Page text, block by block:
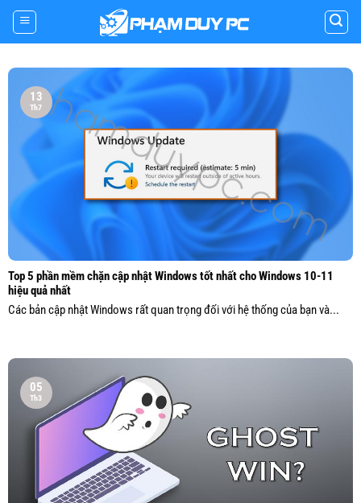
Skip
content
Top 5 phần mềm chặn cập nhật Windows tốt nhất cho Windows 10-11
hiệu quả nhất
Các bản cập nhật Windows rất quan trọng đối với hệ thống của bạn và...
13
Th7
05
Th3